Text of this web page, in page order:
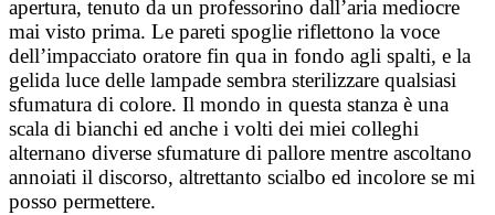
apertura, tenuto da un professorino dall’aria mediocre
mai visto prima. Le pareti spoglie riflettono la voce
dell’impacciato oratore fin qua in fondo agli spalti, e la
gelida luce delle lampade sembra sterilizzare qualsiasi
sfumatura di colore. Il mondo in questa stanza è una
scala di bianchi ed anche i volti dei miei colleghi
alternano diverse sfumature di pallore mentre ascoltano
annoiati il discorso, altrettanto scialbo ed incolore se mi
posso permettere.